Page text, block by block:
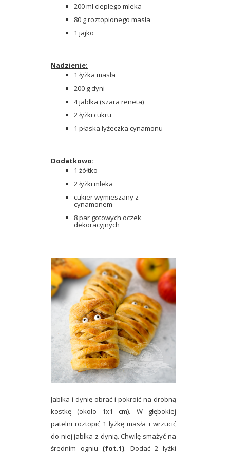
200 ml ciepłego mleka
80 g roztopionego masła
1 jajko
Nadzienie:
1 łyżka masła
200 g dyni
4 jabłka (szara reneta)
2 łyżki cukru
1 płaska łyżeczka cynamonu
Dodatkowo:
1 żółtko
2 łyżki mleka
cukier wymieszany z
cynamonem
8 par gotowych oczek
dekoracyjnych
Jabłka i dynię obrać i pokroić na drobną
kostkę (około 1x1 cm). W głębokiej
patelni roztopić 1 łyżkę masła i wrzucić
do niej jabłka z dynią. Chwilę smażyć na
średnim ogniu (fot.1). Dodać 2 łyżki